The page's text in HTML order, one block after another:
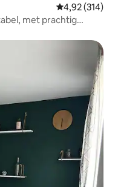
Gemiddelde
4,92 (314)
met prachtig